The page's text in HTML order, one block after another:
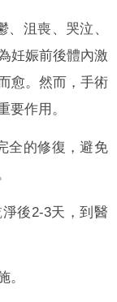
沮喪、哭泣、
妊娠前後體內激
愈。然而，手術
要作用。
全的修復，避免
後2-3天，到醫
。